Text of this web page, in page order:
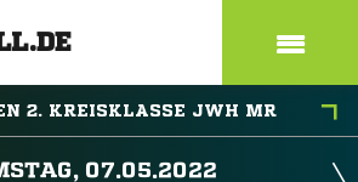
2. KREISKLASSE JWH MR
